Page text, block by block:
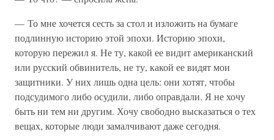
— То мне хочется сесть за стол и изложить на бумаге
подлинную историю этой эпохи. Историю эпохи,
которую пережил я. Не ту, какой ее видит американский
или русский обвинитель, не ту, какой ее видят мои
защитники. У них лишь одна цель: они хотят, чтобы
подсудимого либо осудили, либо оправдали. Я не хочу
быть ни тем ни другим. Хочу свободно высказаться о тех
вещах, которые люди замалчивают даже сегодня.